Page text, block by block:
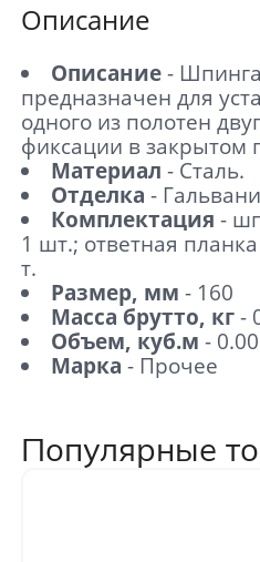
Описание
Описание-
предназначен для
одного из полотен
фиксации в закрытом
Материал - Сталь.
Отделка -
Комплектация -
1 шт.; ответная
т.
Размер, мм - 160
Масса брутто, кг-
Объем, куб.м -
Марка - Прочее
Популярные